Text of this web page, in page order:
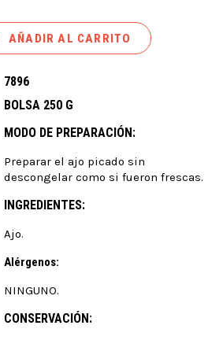
AÑADIR AL CARRITO
7896
BOLSA 250 G
MODO DE PREPARACIÓN:
Preparar el ajo picado sin
descongelar como si fueron frescas.
INGREDIENTES:
Ajo.
Alérgenos:
NINGUNO.
CONSERVACIÓN: